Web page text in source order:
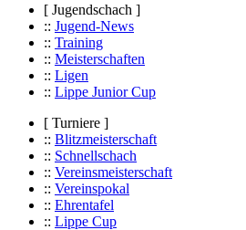
[ Jugendschach ]
:: Jugend-News
:: Training
:: Meisterschaften
:: Ligen
:: Lippe Junior Cup
[ Turniere ]
:: Blitzmeisterschaft
:: Schnellschach
:: Vereinsmeisterschaft
:: Vereinspokal
:: Ehrentafel
:: Lippe Cup